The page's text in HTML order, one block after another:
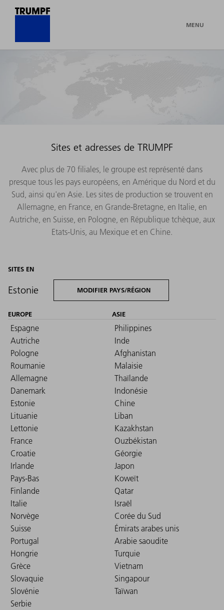
MENU
Sites et adresses de TRUMPF
Avec plus de 70 filiales, le groupe est représenté dans
presque tous les pays européens, en Amérique du Nord et du
Sud, ainsi qu'en Asie. Les sites de production se trouvent en
Allemagne, en France, en Grande-Bretagne, en Italie, en
Autriche, en Suisse, en Pologne, en République tchèque, aux
Etats-Unis, au Mexique et en Chine.
SITES EN
Estonie MODIFIER PAYS/RÉGION
EUROPE
Espagne
Autriche
Pologne
Roumanie
Allemagne
Danemark
Estonie
Lituanie
Lettonie
France
Croatie
Irlande
Pays-Bas
Finlande
Italie
Norvège
Suisse
Portugal
Hongrie
Grèce
Slovaquie
Slovénie
Serbie
ASIE
Philippines
Inde
Afghanistan
Malaisie
Thaïlande
Indonésie
Chine
Liban
Kazakhstan
Ouzbékistan
Géorgie
Japon
Koweït
Qatar
Israël
Corée du Sud
Émirats arabes unis
Arabie saoudite
Turquie
Vietnam
Singapour
Taïwan